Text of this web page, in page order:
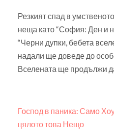
Резкият спад в
неща като “София: Ден и
“Черни дупки, бебета
надали ще доведе до
Вселената ще продължи
Господ в паника: Само
цялото това Нещо